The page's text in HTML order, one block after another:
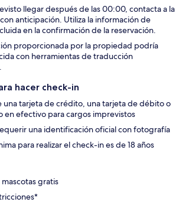
llegar después de las 00:00, contacta a la
anticipación. Utiliza la información de
en la confirmación de la reservación.
proporcionada por la propiedad podría
con herramientas de traducción
hacer check-in
una tarjeta de crédito, una tarjeta de débito o
en efectivo para cargos imprevistos
una identificación oficial con fotografía
para realizar el check-in es de 18 años
gratis